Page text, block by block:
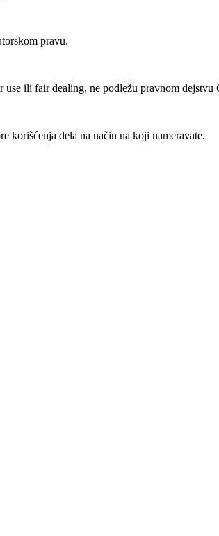
pravu.
ili fair dealing, ne podležu pravnom dejstvu
korišćenja dela na način na koji nameravate.